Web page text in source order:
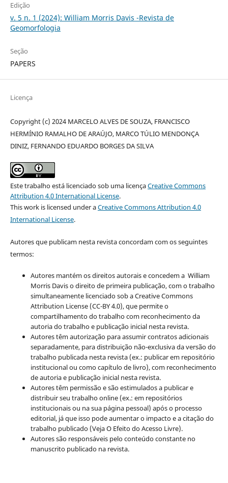
Edição
v. 5 n. 1 (2024): William Morris Davis -Revista de
Geomorfologia
Seção
PAPERS
Licença
Copyright (c) 2024 MARCELO ALVES DE SOUZA, FRANCISCO
HERMÍNIO RAMALHO DE ARAÚJO, MARCO TÚLIO MENDONÇA
DINIZ, FERNANDO EDUARDO BORGES DA SILVA
Este trabalho está licenciado sob uma licençaCreative Commons
Attribution 4.0 International License.
This work is licensed under aCreative Commons Attribution 4.0
International License.
Autores que publicam nesta revista concordam com os seguintes
termos:
Autores mantém os direitos autorais e concedem a William
Morris Davis o direito de primeira publicação, com o trabalho
simultaneamente licenciado sob a Creative Commons
Attribution License (CC-BY 4.0), que permite o
compartilhamento do trabalho com reconhecimento da
autoria do trabalho e publicação inicial nesta revista.
Autores têm autorização para assumir contratos adicionais
separadamente, para distribuição não-exclusiva da versão do
trabalho publicada nesta revista (ex.: publicar em repositório
institucional ou como capítulo de livro), com reconhecimento
de autoria e publicação inicial nesta revista.
Autores têm permissão e são estimulados a publicar e
distribuir seu trabalho online (ex.: em repositórios
institucionais ou na sua página pessoal) após o processo
editorial, já que isso pode aumentar o impacto e a citação do
trabalho publicado (Veja O Efeito do Acesso Livre).
Autores são responsáveis pelo conteúdo constante no
manuscrito publicado na revista.